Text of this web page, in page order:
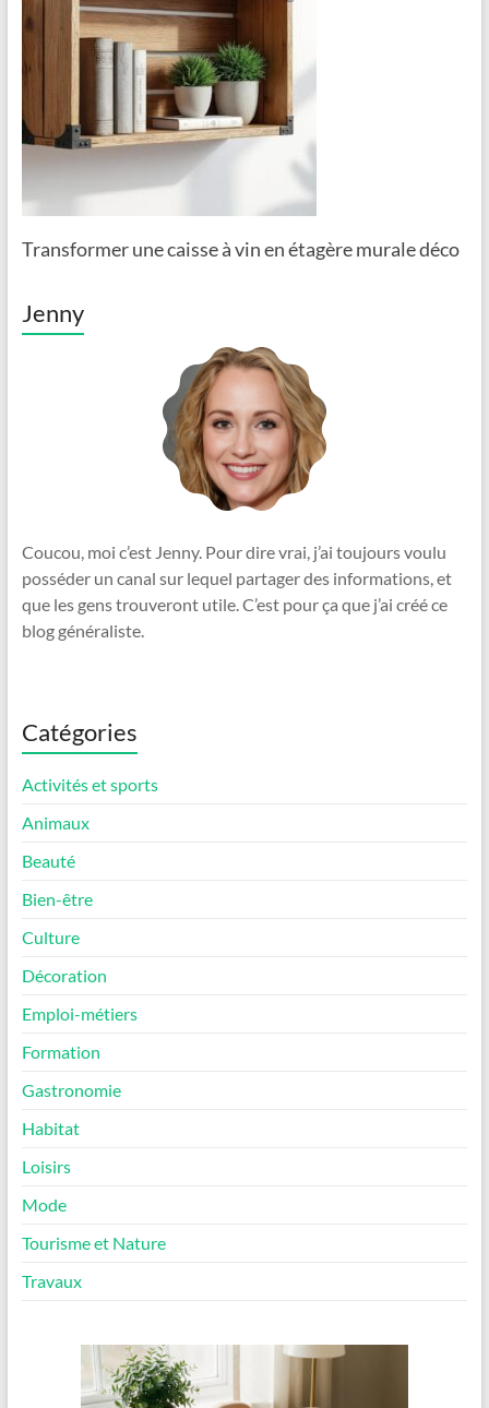
Transformer une caisse à vin en étagère murale déco
Jenny
Coucou, moi c’est Jenny. Pour dire vrai, j’ai toujours voulu
posséder un canal sur lequel partager des informations, et
que les gens trouveront utile. C’est pour ça que j’ai créé ce
blog généraliste.
Catégories
Activités et sports
Animaux
Beauté
Bien-être
Culture
Décoration
Emploi-métiers
Formation
Gastronomie
Habitat
Loisirs
Mode
Tourisme et Nature
Travaux